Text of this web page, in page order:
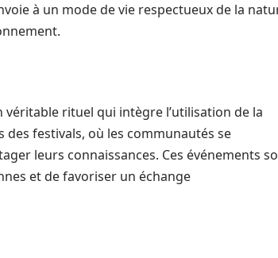
à un mode de vie respectueux de la
rituel qui intègre l’utilisation de la
festivals, où les communautés se
leurs connaissances. Ces événements
et de favoriser un échange